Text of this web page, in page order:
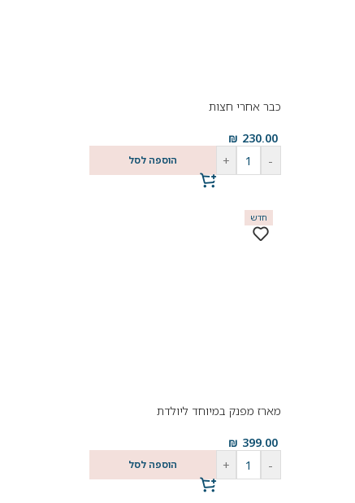
כבר אחרי חצות
230.00
₪
-
+ הוספה לסל
חדש
מארז מפנק במיוחד ליולדת
399.00
₪
-
+ הוספה לסל